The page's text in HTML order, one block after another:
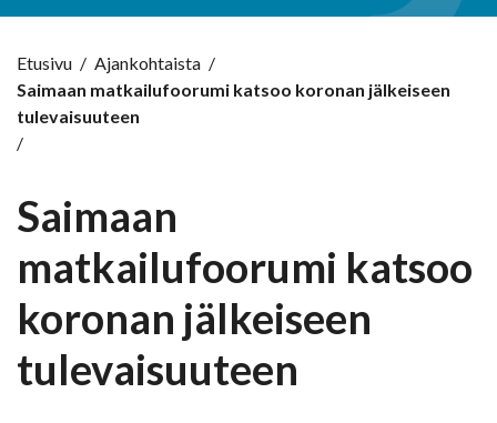
Etusivu / Ajankohtaista /
Saimaan matkailufoorumi katsoo koronan jälkeiseen
tulevaisuuteen
/
Saimaan
matkailufoorumi katsoo
koronan jälkeiseen
tulevaisuuteen